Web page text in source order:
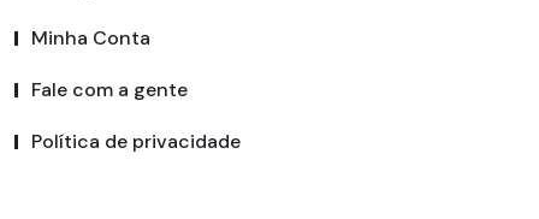
Minha Conta
Fale com a gente
Política de privacidade